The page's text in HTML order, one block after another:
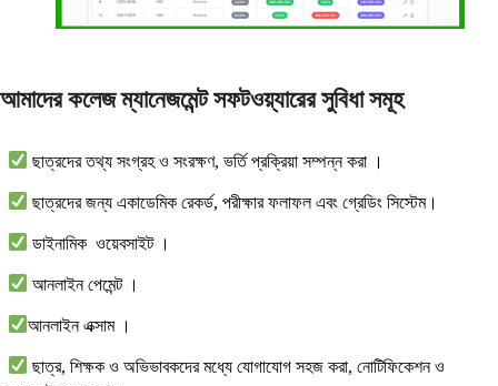
আমাদের কলেজ ম্যানেজমেন্ট সফটওয়্যারের সুবিধা সমূহ
ছাত্রদের তথ্য সংগ্রহ ও সংরক্ষণ, ভর্তি প্রক্রিয়া সম্পন্ন করা ।
ছাত্রদের জন্য একাডেমিক রেকর্ড, পরীক্ষার ফলাফল এবং গ্রেডিং সিস্টেম।
ডাইনামিক ওয়েবসাইট ।
আনলাইন পেমেন্ট ।
আনলাইন এক্সাম ।
ছাত্র, শিক্ষক ও অভিভাবকদের মধ্যে যোগাযোগ সহজ করা, নোটিফিকেশন ও